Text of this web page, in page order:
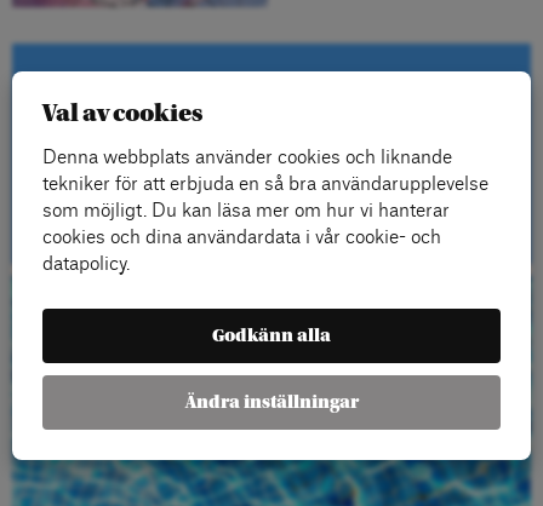
Kontakta oss
Kontakt
Beställ gratis
material
Val av cookies
Denna webbplats använder cookies och liknande
tekniker för att erbjuda en så bra användarupplevelse
som möjligt. Du kan läsa mer om hur vi hanterar
cookies och dina användardata i vår cookie- och
datapolicy.
Godkänn alla
Ändra inställningar